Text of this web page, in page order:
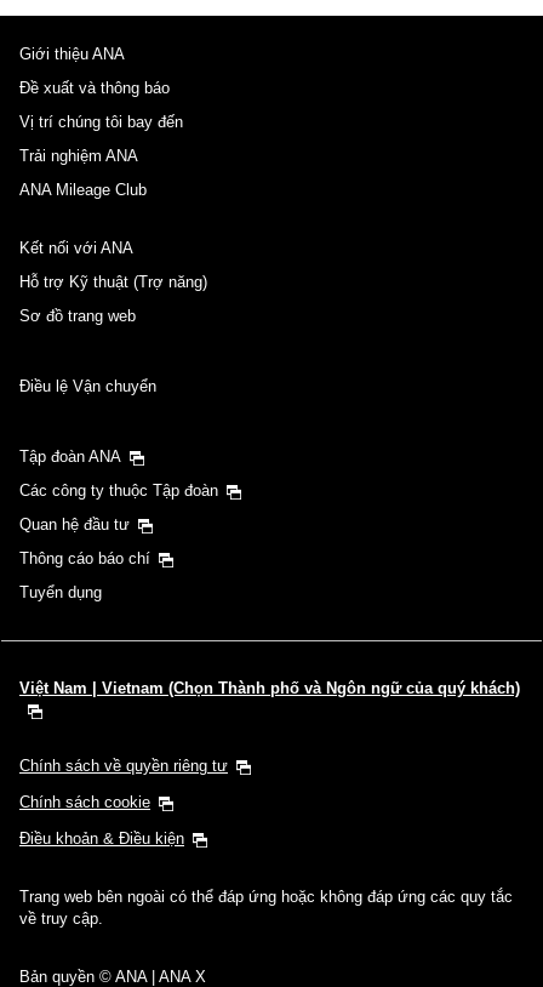
Giới thiệu ANA
Đề xuất và thông báo
Vị trí chúng tôi bay đến
Trải nghiệm ANA
ANA Mileage Club
Kết nối với ANA
Hỗ trợ Kỹ thuật (Trợ năng)
Sơ đồ trang web
Điều lệ Vận chuyển
Tập đoàn ANA
Các công ty thuộc Tập đoàn
Quan hệ đầu tư
Thông cáo báo chí
Tuyển dụng
Việt Nam | Vietnam (Chọn Thành phố và Ngôn ngữ của quý khách)
Chính sách về quyền riêng tư
Chính sách cookie
Điều khoản & Điều kiện
Trang web bên ngoài có thể đáp ứng hoặc không đáp ứng các quy tắc
về truy cập.
Bản quyền © ANA | ANA X